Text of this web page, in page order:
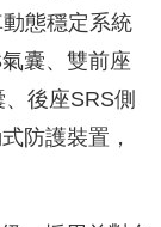
態穩定系統
囊、雙前座
後座SRS側
防護裝置，